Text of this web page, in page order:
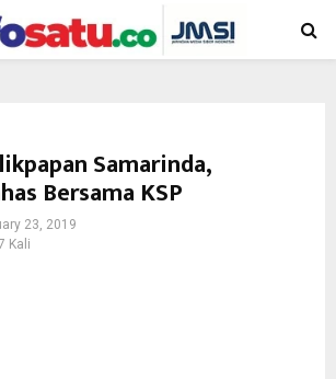
Samarinda,
Bersama KSP
23, 2019
Kali